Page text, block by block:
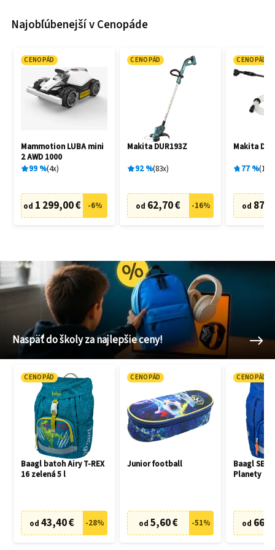
Najobľúbenejší v Cenopáde
CENOPÁD
Mammotion LUBA mini
2 AWD 1000
99% 4x
od 1 299,00 € -6%
CENOPÁD
Makita DUR193Z
92% 83x
od 62,70 € -16%
CENOPÁD
Makita
77% 19
od
Naspäť do školy za najlepšie ceny!
CENOPÁD
Baagl batoh Airy T-REX
16 zelená 5 l
od 43,40 € -28%
CENOPÁD
Junior football
od 5,60 € -51%
CENOPÁD
Baagl SET
Planety
od